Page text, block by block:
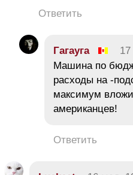
Ответить
Гагауга
Машина по
расходы на -
максимум
американцев!
Ответить